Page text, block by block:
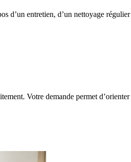
d’un entretien, d’un nettoyage
Votre demande permet